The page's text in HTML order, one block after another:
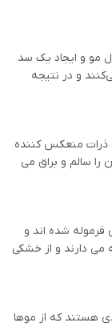
مو و ایجاد یک سد
و در نتیجه
ذرات منعکس کننده
سالم و براق می
شده اند و
می دارند و از خشکی
هستند که از موها